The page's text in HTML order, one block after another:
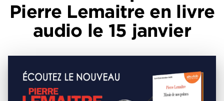
Pierre Lemaitre en livre
audio le 15 janvier